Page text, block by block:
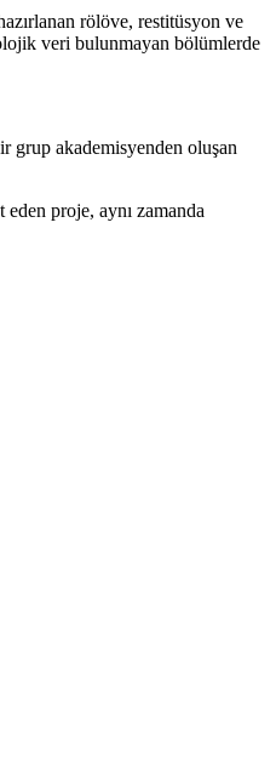
rölöve, restitüsyon ve
veri bulunmayan bölümlerde
grup akademisyenden oluşan
proje, aynı zamanda